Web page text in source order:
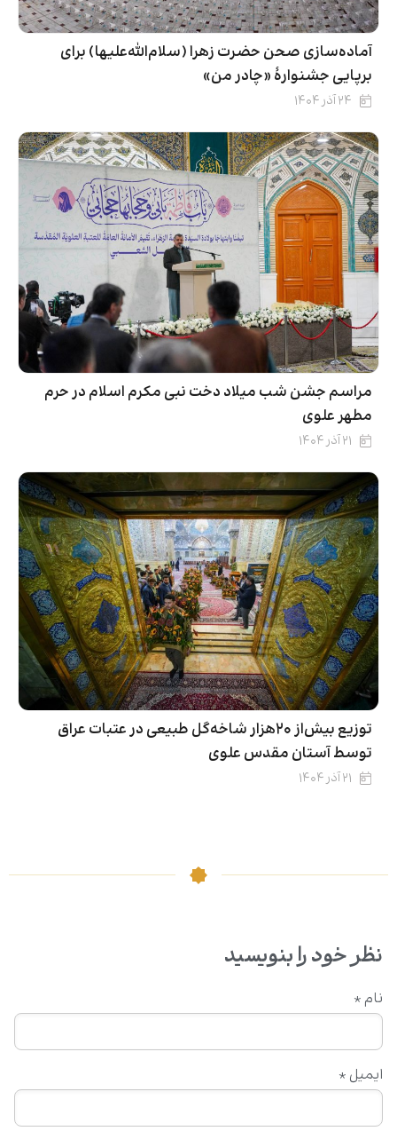
آماده‌سازی صحن حضرت زهرا (سلام‌الله‌علیها) برای
برپایی جشنوارهٔ «چادر من»
۲۴ آذر ۱۴۰۴
مراسم جشن شب میلاد دخت نبی مکرم اسلام در حرم
مطهر علوی
۲۱ آذر ۱۴۰۴
توزیع بیش‌از ۲۰هزار شاخه‌گل طبیعی در عتبات عراق
توسط آستان مقدس علوی
۲۱ آذر ۱۴۰۴
نظر خود را بنویسید
نام *
ایمیل *